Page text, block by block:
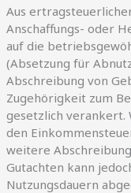
Aus
Anschaffungs- oder
auf die
(Absetzung für
Abschreibung von
Zugehörigkeit zum
gesetzlich verankert.
den
weitere
Gutachten kann
Nutzungsdauern